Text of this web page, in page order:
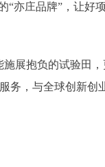
亦庄品牌”，让好
抱负的试验田，
务，与全球创新创